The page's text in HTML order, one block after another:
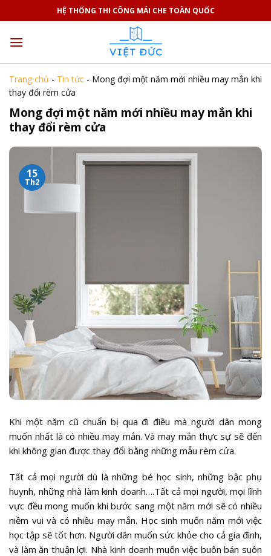
to
content
HỆ THỐNG THI CÔNG MÁI CHE TOÀN QUỐC
Trang chủ - Tin tức - Mong đợi một năm mới nhiều may mắn khi
thay đổi rèm cửa
Mong đợi một năm mới nhiều may mắn khi
thay đổi rèm cửa
15
Th2
Khi một năm cũ chuẩn bị qua đi điều mà người dân mong
muốn nhất là có nhiều may mắn. Và may mắn thực sự sẽ đến
khi không gian được thay đổi bằng những mẫu rèm cửa.
Tất cả mọi người dù là những bé học sinh, những bậc phụ
huynh, những nhà làm kinh doanh….Tất cả mọi người, mọi lĩnh
vực đều mong muốn khi bước sang một năm mới sẽ có nhiều
niềm vui và có nhiều may mắn. Học sinh muốn năm mới việc
học tập sẽ tốt hơn. Người dân muốn sức khỏe cho cả gia đình,
và làm ăn thuận lợi. Nhà kinh doanh muốn việc buôn bán suôn